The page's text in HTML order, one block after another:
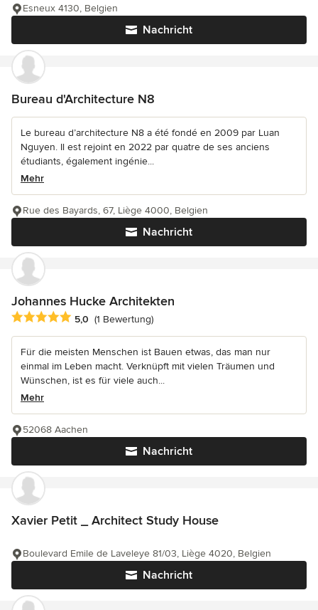
Nachricht
Esneux 4130, Belgien
Bureau d'Architecture N8
Le bureau d’architecture N8 a été fondé en 2009 par Luan
Nguyen. Il est rejoint en 2022 par quatre de ses anciens
étudiants, également ingénie...
Mehr
Nachricht
Rue des Bayards, 67, Liège 4000, Belgien
Johannes Hucke Architekten
Durchschnittliche Bewertung: 5 von 5 Sternen
5,0 (1 Bewertung)
Für die meisten Menschen ist Bauen etwas, das man nur
einmal im Leben macht. Verknüpft mit vielen Träumen und
Wünschen, ist es für viele auch...
Mehr
Nachricht
52068 Aachen
Xavier Petit _ Architect Study House
Nachricht
Boulevard Emile de Laveleye 81/03, Liège 4020, Belgien